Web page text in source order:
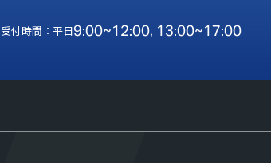
受付時間：平日9:00~12:00, 13:00~17:00